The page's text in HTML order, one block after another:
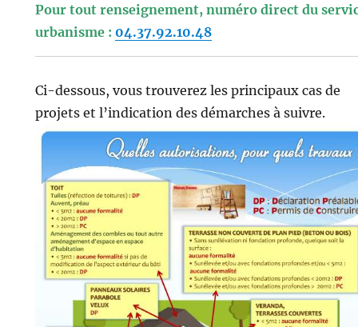
Pour tout renseignement, numéro direct du
urbanisme : 04.37.92.10.48
Ci-dessous, vous trouverez les principaux cas de
projets et l’indication des démarches à suivre.